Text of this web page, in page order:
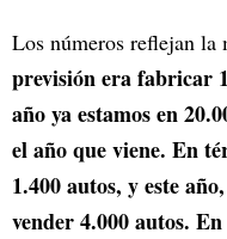
Los números reflejan la
previsión era fabricar
año ya estamos en
el año que viene. En
1.400 autos, y este
vender 4.000 autos.